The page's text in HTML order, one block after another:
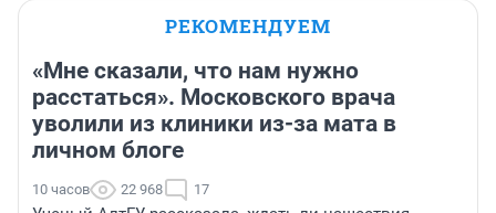
РЕКОМЕНДУЕМ
«Мне сказали, что нам нужно
расстаться». Московского врача
уволили из клиники из-за мата в
личном блоге
10 часов 22 968 17